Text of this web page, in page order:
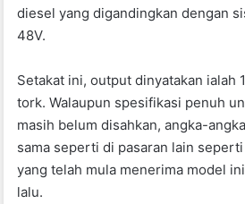
diesel yang digandingkan dengan
48V.
Setakat ini, output dinyatakan ialah
tork. Walaupun spesifikasi penuh
masih belum disahkan, angka-
sama seperti di pasaran lain
yang telah mula menerima model
lalu.